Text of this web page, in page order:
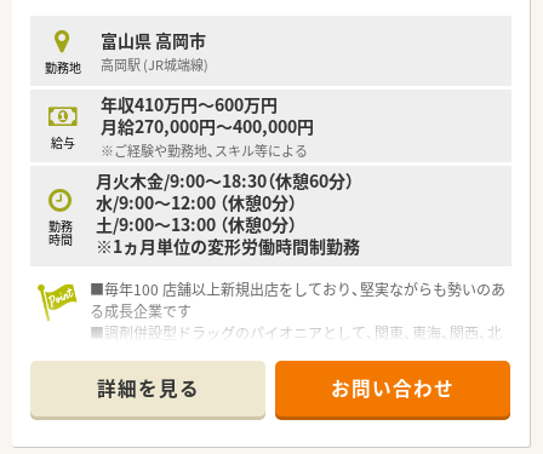
【求人情報について】
■雇用形態は正社員での採用となり、これまでのご経験やご年齢
をしっかりと考慮した上で給与を決定いたします。
■年収は450万円から最大600万円程度まで相談可能となってお
り、年俸制のため安定した収入を得られます。
■定年制度は70歳までとなっており、腰を据えて長期的にキャリ
アを築いていきたい方に最適な求人案件です。
【こんな取り組みをしています】
■新しい知識を身につけるための社内勉強会を定期的に開催し
■e-Learningを利用した学習環境を整えており、ご自身のペース
で無理なくスキルアップを図ることができます。
■入社後はOJTによる丁寧な教育体制が用意されているため、経
勤務地
富山県 高岡市
高岡駅 (JR城端線)
給与
年収410万円～600万円
月給270,000円～400,000円
※ご経験や勤務地、スキル等による
勤務
時間
月火木金/9:00～18:30（休憩60分）
水/9:00～12:00 （休憩0分）
土/9:00～13:00 （休憩0分）
※1ヵ月単位の変形労働時間制勤務
■毎年100 店舗以上新規出店をしており、堅実ながらも勢いのあ
る成長企業です
■調剤併設型ドラッグのパイオニアとして、関東、東海、関西、北
■研修制度は様々なプランがあり、集合研修だけでなく任意で受
講可能な研修も幅広く用意されています
■店舗で活躍する従業員、社外で活躍する従業員、将来経営幹部
となる従業員など、薬剤師として様々な活躍ができるフィールド
詳細を見る お問い合わせ